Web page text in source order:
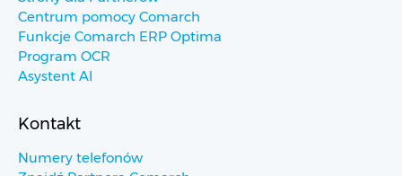
Centrum pomocy Comarch
Funkcje Comarch ERP Optima
Program OCR
Asystent AI
Kontakt
Numery telefonów